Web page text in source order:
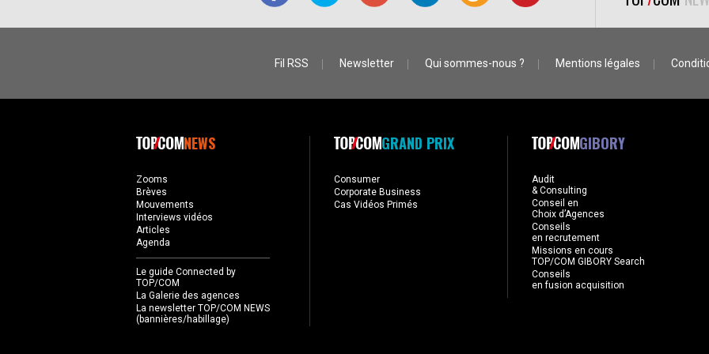
Fil RSS Newsletter Qui sommes-nous ? Mentions légales
NEWS
Zooms
Brèves
Mouvements
Interviews vidéos
Articles
Agenda
Le guide Connected by
TOP/COM
La Galerie des agences
La newsletter TOP/COM NEWS
(bannières/habillage)
GRAND PRIX
Consumer
Corporate Business
Cas Vidéos Primés
GIBORY
Audit
& Consulting
Conseil en
Choix d’Agences
Conseils
en recrutement
Missions en cours
TOP/COM GIBORY Search
Conseils
en fusion acquisition